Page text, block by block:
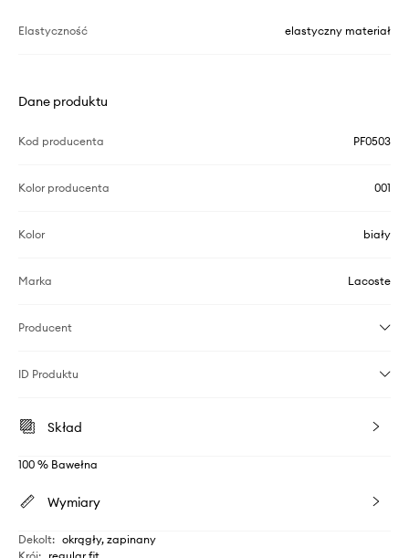
Elastyczność elastyczny materiał
Dane produktu
Kod producenta PF0503
Kolor producenta 001
Kolor biały
Marka Lacoste
Producent
ID Produktu
Skład
100 % Bawełna
Wymiary
Dekolt: okrągły, zapinany